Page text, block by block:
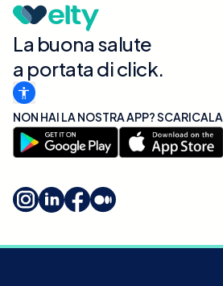
La buona salute
a portata di click.
NON HAI LA NOSTRA APP? SCARICALA